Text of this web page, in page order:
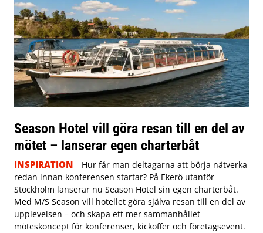
Season Hotel vill göra resan till en del av
mötet – lanserar egen charterbåt
INSPIRATION
Hur får man deltagarna att börja nätverka
redan innan konferensen startar? På Ekerö utanför
Stockholm lanserar nu Season Hotel sin egen charterbåt.
Med M/S Season vill hotellet göra själva resan till en del av
upplevelsen – och skapa ett mer sammanhållet
möteskoncept för konferenser, kickoffer och företagsevent.